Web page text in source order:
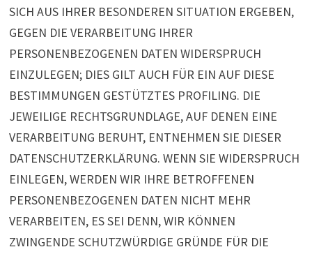
SICH AUS IHRER BESONDEREN SITUATION ERGEBEN,
GEGEN DIE VERARBEITUNG IHRER
PERSONENBEZOGENEN DATEN WIDERSPRUCH
EINZULEGEN; DIES GILT AUCH FÜR EIN AUF DIESE
BESTIMMUNGEN GESTÜTZTES PROFILING. DIE
JEWEILIGE RECHTSGRUNDLAGE, AUF DENEN EINE
VERARBEITUNG BERUHT, ENTNEHMEN SIE DIESER
DATENSCHUTZERKLÄRUNG. WENN SIE WIDERSPRUCH
EINLEGEN, WERDEN WIR IHRE BETROFFENEN
PERSONENBEZOGENEN DATEN NICHT MEHR
VERARBEITEN, ES SEI DENN, WIR KÖNNEN
ZWINGENDE SCHUTZWÜRDIGE GRÜNDE FÜR DIE